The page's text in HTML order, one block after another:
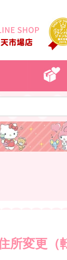
所変更（